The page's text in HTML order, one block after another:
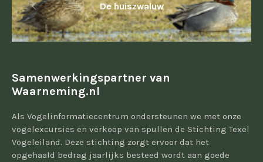
De huiszwaluw
Samenwerkingspartner van
Waarneming.nl
Als Vogelinformatiecentrum ondersteunen we met onze
vogelexcursies en verkoop van spullen de Stichting Texel
Vogeleiland. Deze stichting zorgt ervoor dat het
opgehaald bedrag jaarlijks besteed wordt aan goede